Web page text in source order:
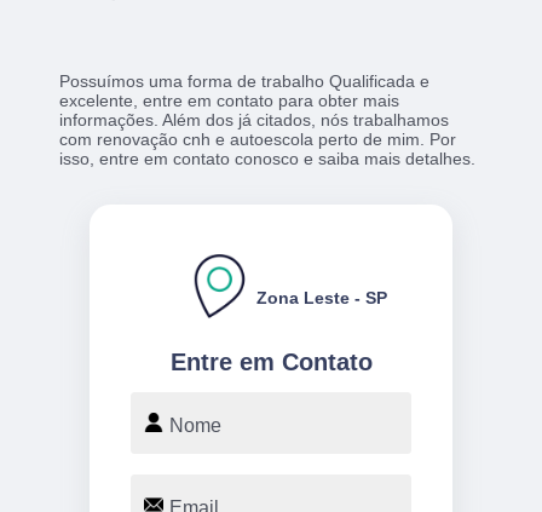
Possuímos uma forma de trabalho Qualificada e
excelente, entre em contato para obter mais
informações. Além dos já citados, nós trabalhamos
com renovação cnh e autoescola perto de mim. Por
isso, entre em contato conosco e saiba mais detalhes.
Entre em Contato
Zona Leste - SP